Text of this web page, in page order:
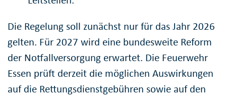
Die Regelung soll zunächst nur für das Jahr 2026
gelten. Für 2027 wird eine bundesweite Reform
der Notfallversorgung erwartet. Die Feuerwehr
Essen prüft derzeit die möglichen Auswirkungen
auf die Rettungsdienstgebühren sowie auf den